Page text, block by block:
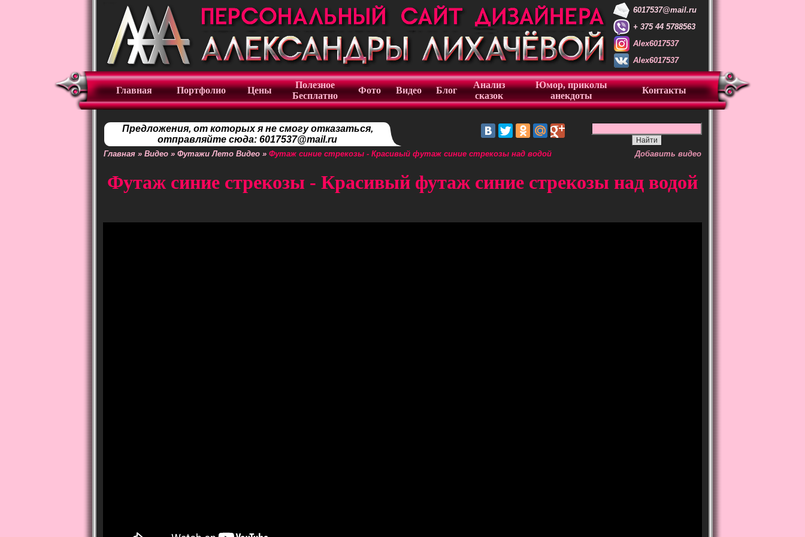
6017537@mail.ru
+ 375 44 5788563
Alex6017537
Alex6017537
Главная Портфолио Цены
Полезное
Бесплатно
Фото Видео Блог
Анализ
сказок
Юмор, приколы
анекдоты
Контакты
Предложения, от которых я не смогу отказаться,
отправляйте сюда: 6017537@mail.ru
Главная » Видео » Футажи Лето Видео » Футаж синие стрекозы - Красивый футаж синие стрекозы над водой Добавить видео
Футаж синие стрекозы - Красивый футаж синие стрекозы над водой